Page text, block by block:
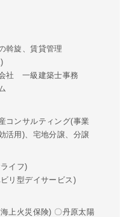
斡旋、賃貸管理
社 一級建築士事務
コンサルティング(事業
活用)、宅地分譲、分譲
イフ)
リ型デイサービス)
上火災保険) 〇丹原太陽